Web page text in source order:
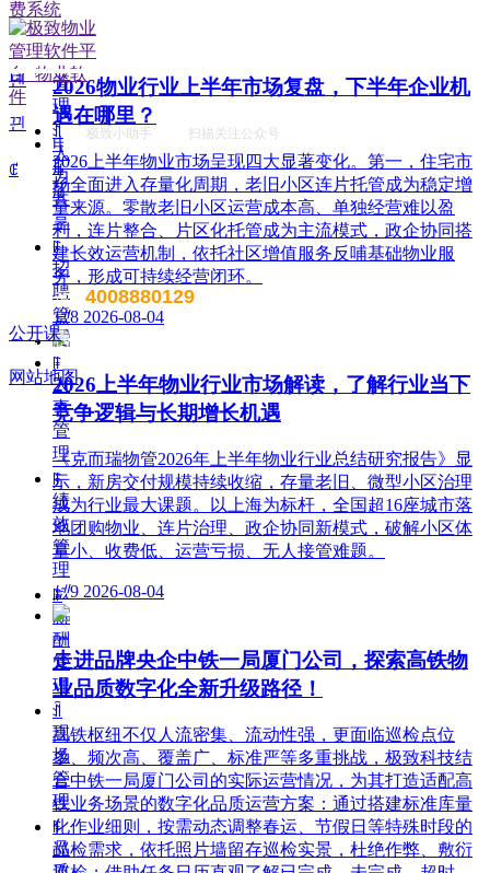
ꁹ
合
同
管
理
ꀉ
人
力
共
享
ꁹ
招
聘
管
理
ꁹ
人
事
管
理
ꁹ
绩
效
管
理
ꁹ
薪
酬
管
理
ꀉ
现
场
管
理
ꁹ
品
넶9 2026-08-05
2026物业行业上半年市场复盘，下半年企业机
遇在哪里？
2026上半年物业市场呈现四大显著变化。第一，住宅市
场全面进入存量化周期，老旧小区连片托管成为稳定增
量来源。零散老旧小区运营成本高、单独经营难以盈
利，连片整合、片区化托管成为主流模式，政企协同搭
建长效运营机制，依托社区增值服务反哺基础物业服
务，形成可持续经营闭环。
넶8 2026-08-04
2026上半年物业行业市场解读，了解行业当下
竞争逻辑与长期增长机遇
《克而瑞物管2026年上半年物业行业总结研究报告》显
示，新房交付规模持续收缩，存量老旧、微型小区治理
成为行业最大课题。以上海为标杆，全国超16座城市落
地团购物业、连片治理、政企协同新模式，破解小区体
量小、收费低、运营亏损、无人接管难题。
넶9 2026-08-04
走进品牌央企中铁一局厦门公司，探索高铁物
业品质数字化全新升级路径！
高铁枢纽不仅人流密集、流动性强，更面临巡检点位
多、频次高、覆盖广、标准严等多重挑战，极致科技结
合中铁一局厦门公司的实际运营情况，为其打造适配高
铁业务场景的数字化品质运营方案：通过搭建标准库量
化作业细则，按需动态调整春运、节假日等特殊时段的
巡检需求，依托照片墙留存巡检实景，杜绝作弊、敷衍
넶浏览量：
极致小助手 扫描关注公众号
电
脑
版
售前电话： 4008880129
售后电话：400 888 7266
公开课
网站地图
녠
끤
ꂅ